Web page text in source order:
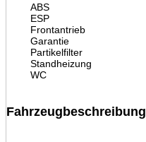
ABS
ESP
Frontantrieb
Garantie
Partikelfilter
Standheizung
WC
Fahrzeugbeschreibung